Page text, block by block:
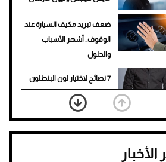
ضعف تبريد مكيف السيارة عند
الوقوف.. أشهر الأسباب
والحلول
7 نصائح لاختيار لون البنطلون
المناسب للقميص الأسود
نرى المستقبل من خلال
تصميماتنا.. كيف حجزت 1886
الأخبار